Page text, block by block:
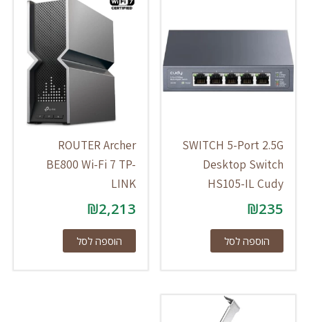
SWITCH 5-Port 2.5G
Desktop Switch
HS105-IL Cudy
₪235
הוספה לסל
ROUTER Archer
BE800 Wi-Fi 7 TP-
LINK
₪2,213
הוספה לסל